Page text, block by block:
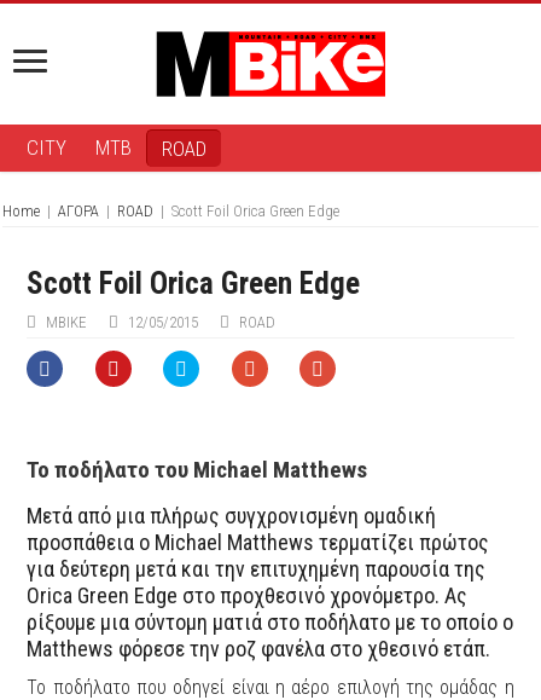
CITY MTB ROAD
Home | ΑΓΟΡΑ | ROAD | Scott Foil Orica Green Edge
Scott Foil Orica Green Edge
ΜΒIKE 12/05/2015 ROAD
To ποδήλατο του Michael Matthews
Mετά από μια πλήρως συγχρονισμένη ομαδική
προσπάθεια ο Michael Matthews τερματίζει πρώτος
για δεύτερη μετά και την επιτυχημένη παρουσία της
Orica Green Edge στο προχθεσινό χρονόμετρο. Ας
ρίξουμε μια σύντομη ματιά στο ποδήλατο με το οποίο ο
Matthews φόρεσε την ροζ φανέλα στο χθεσινό ετάπ.
Το ποδήλατο που οδηγεί είναι η αέρο επιλογή της ομάδας η